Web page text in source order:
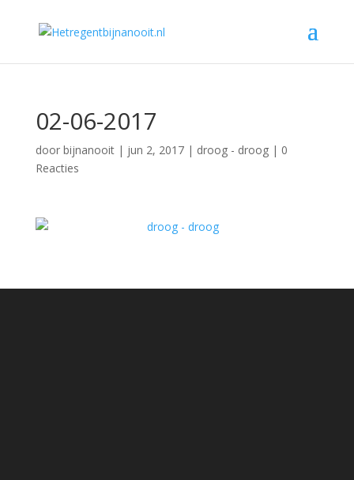
02-06-2017
door bijnanooit| jun 2, 2017| droog - droog| 0
Reacties